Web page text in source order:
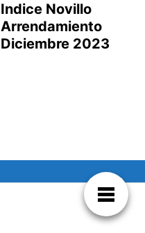
Indice Novillo
Arrendamiento
Diciembre 2023